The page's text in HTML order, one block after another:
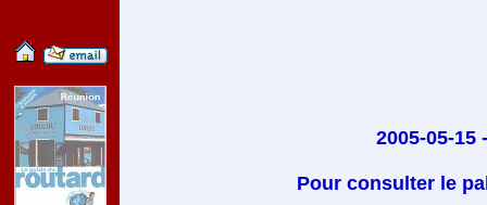
2005-05-
Pour consulter le